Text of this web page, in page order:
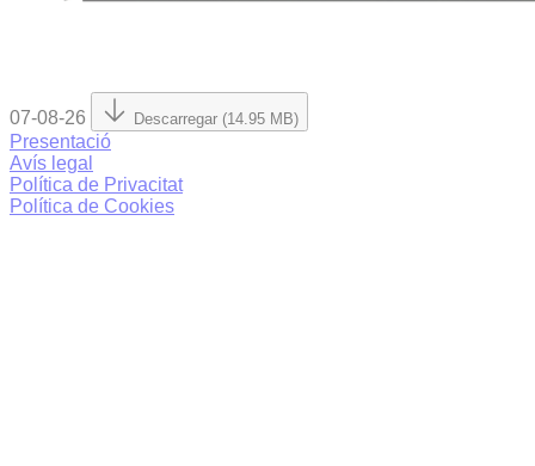
07-08-26 Descarregar (14.95 MB)
Presentació
Avís legal
Política de Privacitat
Política de Cookies